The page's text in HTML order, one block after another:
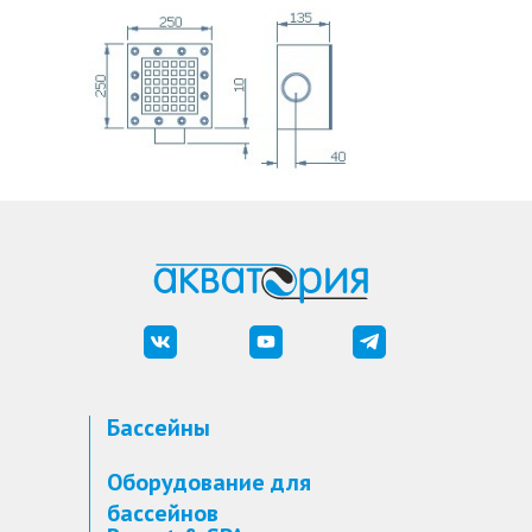
Бассейны
Оборудование для
бассейнов